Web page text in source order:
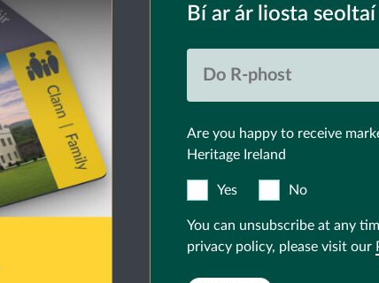
Bí ar ár liosta seoltaí
Are you happy to receive
Heritage Ireland
Yes No
You can unsubscribe at any
privacy policy, please visit our